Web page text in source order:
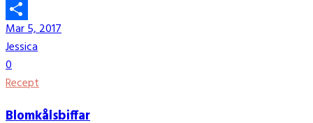
Email
Share
Mar 5, 2017
Jessica
0
Recept
Blomkålsbiffar